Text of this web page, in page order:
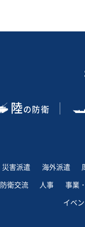
陸の防衛
災害派遣 海外派遣
防衛交流
人事 事業
イベ